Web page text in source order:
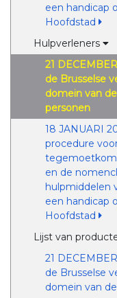
een handicap
Hoofdstad
Hulpverleners
21
de Brusselse
domein van
personen
18 JANUARI
procedure
en de
hulpmiddelen
een handicap
Hoofdstad
Lijst van
21
de Brusselse
domein van